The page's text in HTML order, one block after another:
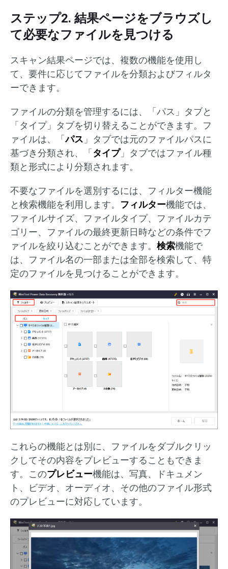
ステップ2. 結果ページをブラウズし
て必要なファイルを見つける
スキャン結果ページでは、複数の機能を使用し
て、要件に応じてファイルを分類およびフィルタ
ーできます。
ファイルの分類を管理するには、「パス」タブと
「タイプ」タブを切り替えることができます。フ
ァイルは、「パス 」タブでは元のファイルパスに
基づき分類され、「 タイプ」タブではファイル種
類と形式により分類されます。
不要なファイルを選別するには、フィルター機能
と検索機能を利用します。 フィルター機能では、
ファイルサイズ、ファイルタイプ、ファイルカテ
ゴリー、ファイルの最終更新日時などの条件でフ
ァイルを絞り込むことができます。 検索機能で
は、ファイル名の一部または全部を検索して、特
定のファイルを見つけることができます。
これらの機能とは別に、ファイルをダブルクリッ
クしてその内容をプレビューすることもできま
す。このプレビュー機能は、写真、ドキュメン
ト、ビデオ、オーディオ、その他のファイル形式
のプレビューに対応しています。